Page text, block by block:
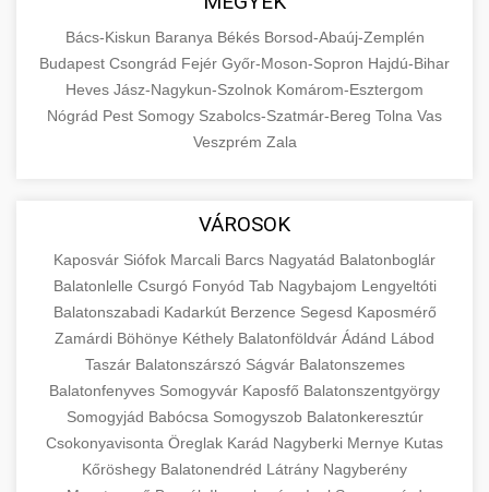
Bács-Kiskun Baranya Békés Borsod-Abaúj-Zemplén
Budapest Csongrád Fejér Győr-Moson-Sopron Hajdú-Bihar
Heves Jász-Nagykun-Szolnok Komárom-Esztergom
Nógrád Pest Somogy Szabolcs-Szatmár-Bereg Tolna Vas
Veszprém Zala
VÁROSOK
Kaposvár Siófok Marcali Barcs Nagyatád Balatonboglár
Balatonlelle Csurgó Fonyód Tab Nagybajom Lengyeltóti
Balatonszabadi Kadarkút Berzence Segesd Kaposmérő
Zamárdi Böhönye Kéthely Balatonföldvár Ádánd Lábod
Taszár Balatonszárszó Ságvár Balatonszemes
Balatonfenyves Somogyvár Kaposfő Balatonszentgyörgy
Somogyjád Babócsa Somogyszob Balatonkeresztúr
Csokonyavisonta Öreglak Karád Nagyberki Mernye Kutas
Kőröshegy Balatonendréd Látrány Nagyberény